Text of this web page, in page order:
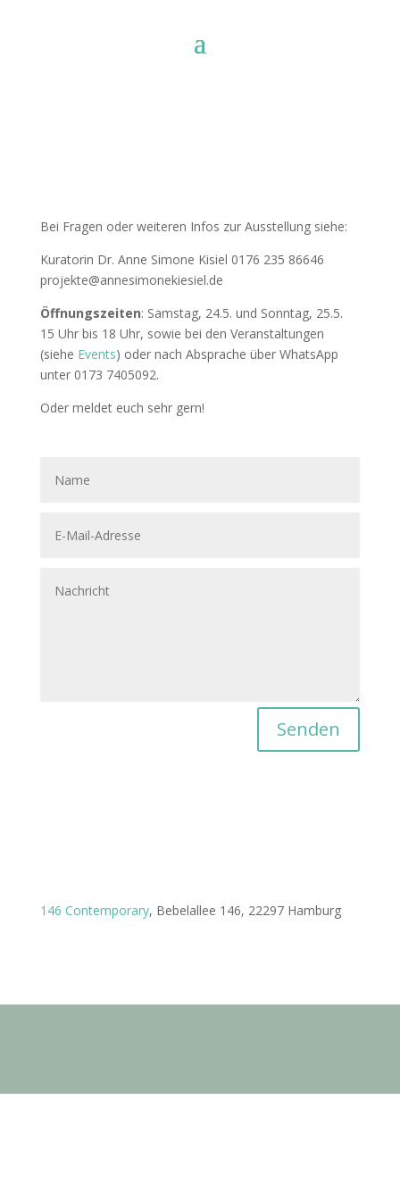
Bei Fragen oder weiteren Infos zur Ausstellung siehe:
Kuratorin Dr. Anne Simone Kisiel 0176 235 86646
projekte@annesimonekiesiel.de
Öffnungszeiten: Samstag, 24.5. und Sonntag, 25.5.
15 Uhr bis 18 Uhr, sowie bei den Veranstaltungen
(siehe Events) oder nach Absprache über WhatsApp
unter 0173 7405092.
Oder meldet euch sehr gern!
Senden
146 Contemporary, Bebelallee 146, 22297 Hamburg